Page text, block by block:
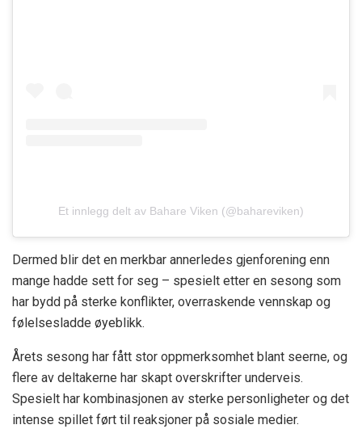
Et innlegg delt av Bahare Viken (@bahareviken)
Dermed blir det en merkbar annerledes gjenforening enn
mange hadde sett for seg – spesielt etter en sesong som
har bydd på sterke konflikter, overraskende vennskap og
følelsesladde øyeblikk.
Årets sesong har fått stor oppmerksomhet blant seerne, og
flere av deltakerne har skapt overskrifter underveis.
Spesielt har kombinasjonen av sterke personligheter og det
intense spillet ført til reaksjoner på sosiale medier.